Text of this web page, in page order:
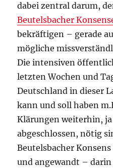
dabei zentral darum,
Beutelsbacher
bekräftigen – gerade
mögliche
Die intensiven
letzten Wochen und
Deutschland in dieser
kann und soll haben
Klärungen weiterhin,
abgeschlossen, nötig
Beutelsbacher
und angewandt –